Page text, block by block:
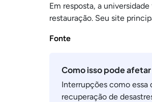
Em resposta, a
restauração. Seu site
Fonte
Como isso pode
Interrupções como
recuperação de